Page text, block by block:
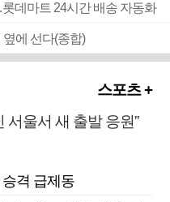
데마트 24시간 배송 자동화
에 선다(종합)
스포츠 +
서울서 새 출발 응원”
격 급제동